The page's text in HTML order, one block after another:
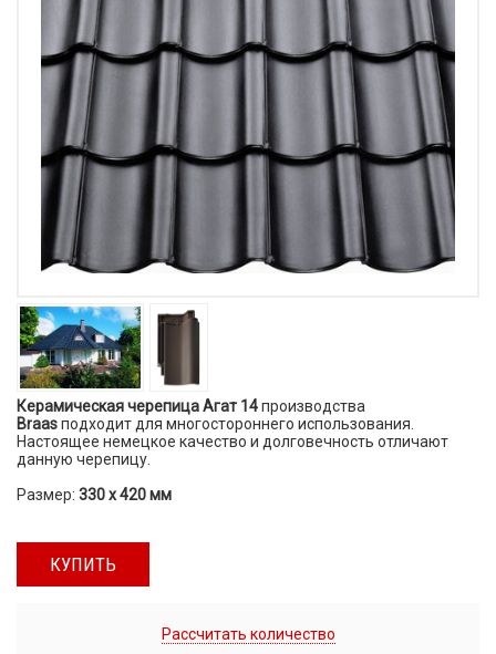
Керамическая черепица Агат 14производства
Braasподходит для многостороннего использования.
Настоящее немецкое качество и долговечность отличают
данную черепицу.
Размер: 330 х 420 мм
КУПИТЬ
Рассчитать количество